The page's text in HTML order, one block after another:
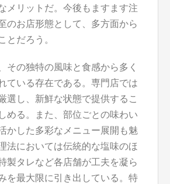
メリットだ。今後もますます注
のお店形態として、多方面から
とだろう。
その独特の風味と食感から多く
ている存在である。専門店では
選し、新鮮な状態で提供するこ
める。また、部位ごとの味わい
かした多彩なメニュー展開も魅
法においては伝統的な塩味のほ
製タレなど各店舗が工夫を凝ら
を最大限に引き出している。特